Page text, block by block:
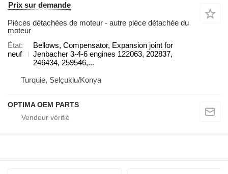
Prix sur demande
Pièces détachées de moteur - autre pièce détachée du
moteur
État
neuf
Bellows, Compensator, Expansion joint for
Jenbacher 3-4-6 engines 122063, 202837,
246434, 259546,...
Turquie, Selçuklu/Konya
OPTIMA OEM PARTS